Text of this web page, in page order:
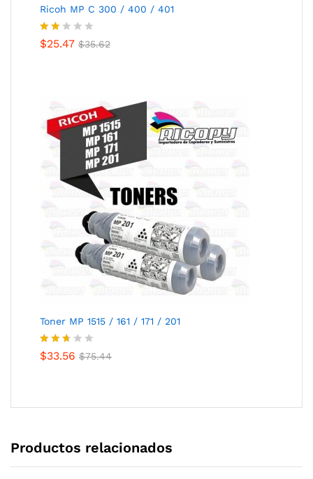
Ricoh MP C 300 / 400 / 401
Valo
$25.47 $35.62
Toner MP 1515 / 161 / 171 / 201
Valor
$33.56 $75.44
Productos relacionados